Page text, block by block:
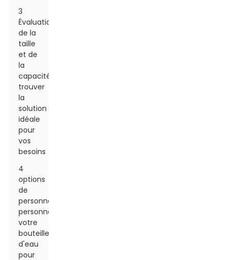
3
Évaluation
de la
taille
et de
la
capacité :
trouver
la
solution
idéale
pour
vos
besoins
4
options
de
personnalisation :
personnalisez
votre
bouteille
d'eau
pour